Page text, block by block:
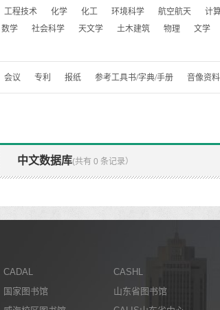
工程技术 化学 化工 环境科学 航空航天 计
数学 社会科学 天文学 土木建筑 物理 文学
会议 专利 报纸 参考工具书/字典/手册 音像资料
中文数据库(共有 0 条记录）
CADAL
CASHL
国家图书馆
山东省图书馆